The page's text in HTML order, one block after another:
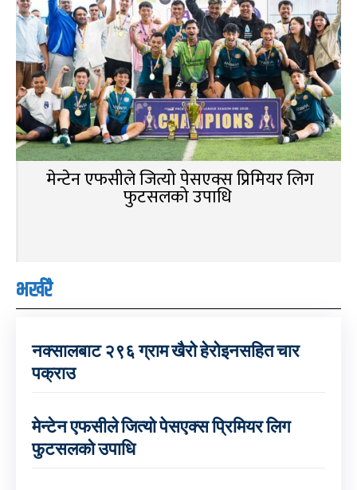
मेन्टेन एफसीले जित्यो पेसएक्स प्रिमियर लिग
फुटसलको उपाधि
भर्खरै
नक्सालबाट २९६ ग्राम खैरो हेरोइनसहित चार
पक्राउ
मेन्टेन एफसीले जित्यो पेसएक्स प्रिमियर लिग
फुटसलको उपाधि